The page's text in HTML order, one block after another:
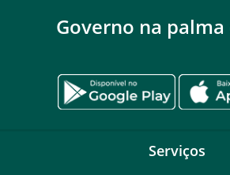
Governo na
Serviços